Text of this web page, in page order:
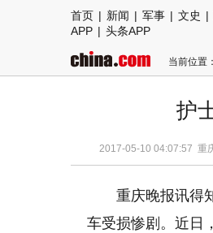
首页 | 新闻 | 军事 | 文史 |
APP | 头条APP
当前位置：
护
2017-05-10 04:07:57 重
重庆晚报讯得
车受损惨剧。近日